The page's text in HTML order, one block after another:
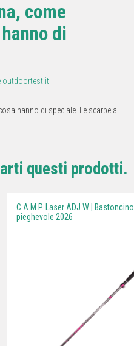
come
di
outdoortest.it
hanno di speciale. Le scarpe al
questi prodotti.
C.A.M.P. Laser ADJ W | Bastoncino
pieghevole 2026